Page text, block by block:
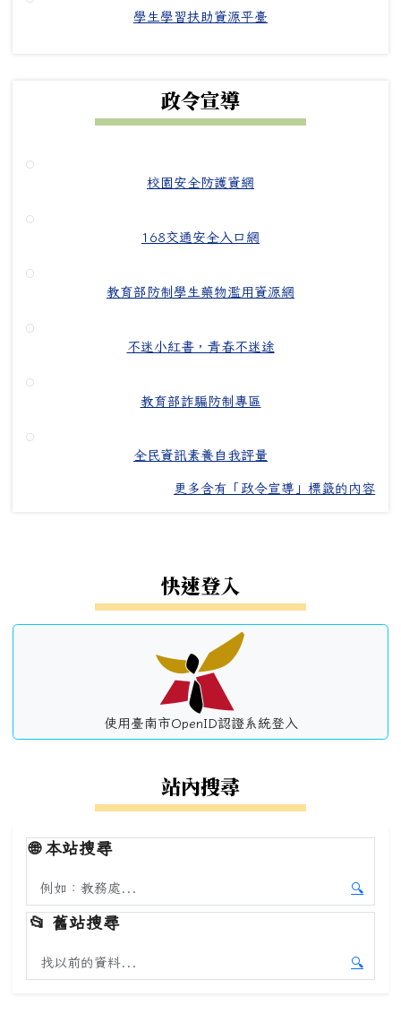
學生學習扶助資源平臺
政令宣導
校園安全防護資網
168交通安全入口網
教育部防制學生藥物濫用資源網
不迷小紅書，青春不迷途
教育部詐騙防制專區
全民資訊素養自我評量
更多含有「政令宣導」標籤的內容
快速登入
使用臺南市OpenID認證系統登入
站內搜尋
🌐本站搜尋
搜尋本站內容
🔍
開始本
📂 舊站搜尋
搜尋舊站內容
🔍
開始舊